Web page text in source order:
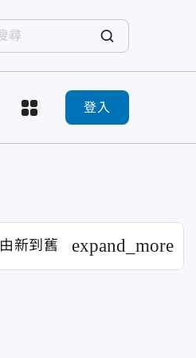
登入
由新到舊 expand_more